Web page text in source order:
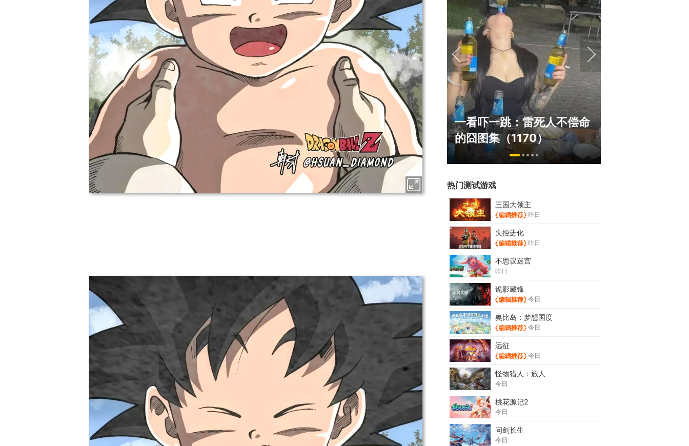
17周年庆典 争霸赛大区火
爆开启
一看吓一跳：雷死人不偿命
的囧图集（1170）
绅士日报：国游泳装皮涩度
拉爆了！大雷熟女上演蒙眼
play
热门测试游戏
三国大领主
昨日
失控进化
昨日
不思议迷宫
昨日
诡影藏锋
今日
奥比岛：梦想国度
今日
远征
今日
怪物猎人：旅人
今日
桃花源记2
今日
问剑长生
今日